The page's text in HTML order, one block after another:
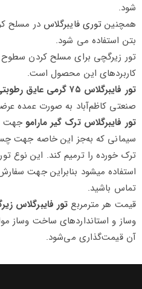
شود.
همچنین توری فایبرگلاس در مسلح
بتن استفاده می شود.
تور زیرگچی برای مسلح کردن سطوح
کاربردهای این محصول است.
تور فایبرگلاس ۷۵گرمی عایق
صنعتی کاظم‌آباد به‌ صورت عمده
تور فایبرگلاس ترک گیر ماراموجهت
سیمانی که به‌جز این خاصه جهت
ترک‌ خورده را ترمیم کند. این نوع
استفاده میشود بنابراین جهت
تماس باشید.
قیمت هر مترمربع تور فایبرگلاس
‌وساز و استانداردهای ساخت ‌وساز
آن قیمت‌گذاری می‌شود.